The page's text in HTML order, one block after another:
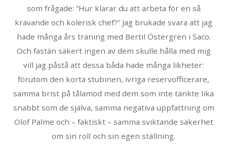
som frågade: ”Hur klarar du att arbeta för en så
krävande och kolerisk chef?” Jag brukade svara att jag
hade många års träning med Bertil Östergren i Saco.
Och fastän säkert ingen av dem skulle hålla med mig
vill jag påstå att dessa båda hade många likheter:
förutom den korta stubinen, ivriga reservofficerare,
samma brist på tålamod med dem som inte tänkte lika
snabbt som de själva, samma negativa uppfattning om
Olof Palme och – faktiskt – samma sviktande säkerhet
om sin roll och sin egen ställning.